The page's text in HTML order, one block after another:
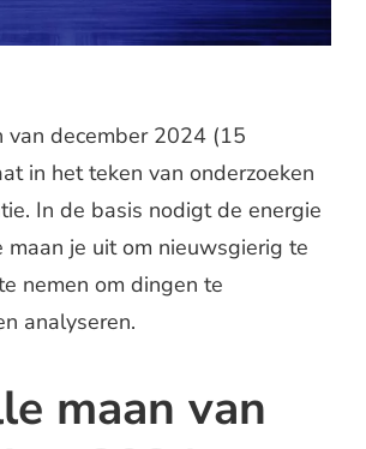
van december 2024 (15
in het teken van onderzoeken
In de basis nodigt de energie
maan je uit om nieuwsgierig te
nemen om dingen te
analyseren.
maan van